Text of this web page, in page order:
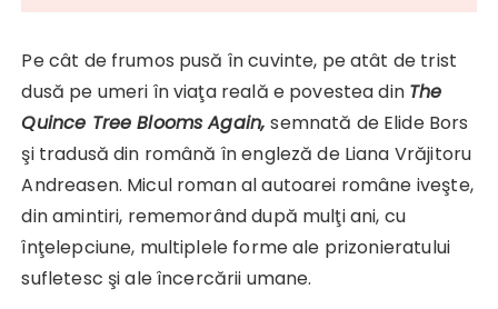
Pe cât de frumos pusă în cuvinte, pe atât de trist
dusă pe umeri în viaţa reală e povestea din The
Quince Tree Blooms Again,semnată de Elide Bors
şi tradusă din română în engleză de Liana Vrăjitoru
Andreasen. Micul roman al autoarei române iveşte,
din amintiri, rememorând după mulţi ani, cu
înţelepciune, multiplele forme ale prizonieratului
sufletesc şi ale încercării umane.